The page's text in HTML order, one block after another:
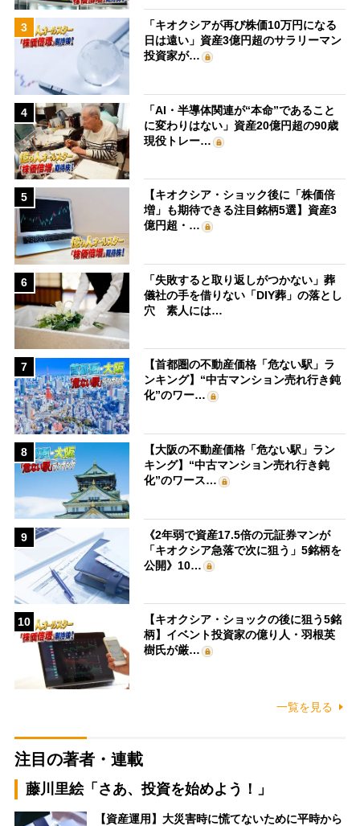
3
「キオクシアが再び株価10万円になる
日は遠い」資産3億円超のサラリーマン
投資家が…
4
「AI・半導体関連が“本命”であること
に変わりはない」資産20億円超の90歳
現役トレー…
5
【キオクシア・ショック後に「株価倍
増」も期待できる注目銘柄5選】資産3
億円超・…
6
「失敗すると取り返しがつかない」葬
儀社の手を借りない「DIY葬」の落とし
穴 素人には…
7
【首都圏の不動産価格「危ない駅」ラ
ンキング】“中古マンション売れ行き鈍
化”のワー…
8
【大阪の不動産価格「危ない駅」ラン
キング】“中古マンション売れ行き鈍
化”のワース…
9
《2年弱で資産17.5倍の元証券マンが
「キオクシア急落で次に狙う」5銘柄を
公開》10…
10
【キオクシア・ショックの後に狙う5銘
柄】イベント投資家の億り人・羽根英
樹氏が厳…
一覧を見る
注目の著者・連載
藤川里絵「さあ、投資を始めよう！」
【資産運用】大災害時に慌てないために平時から